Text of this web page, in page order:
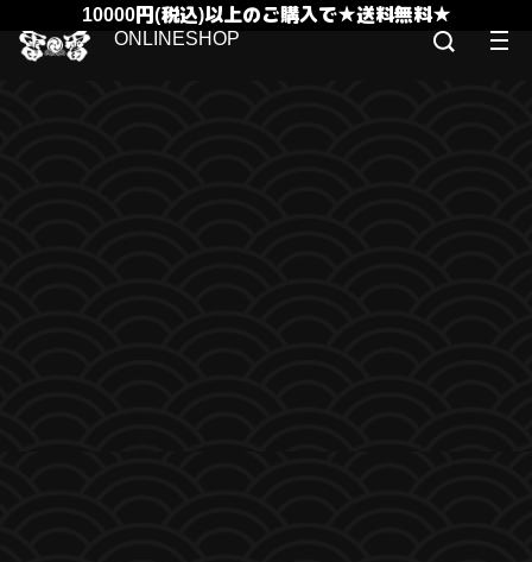
10000円(税込)以上のご購入で★送料無料★
ONLINESHOP